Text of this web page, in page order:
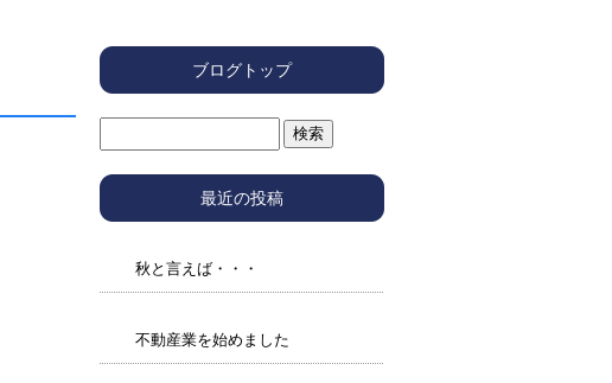
ブログトップ
最近の投稿
秋と言えば・・・
不動産業を始めました